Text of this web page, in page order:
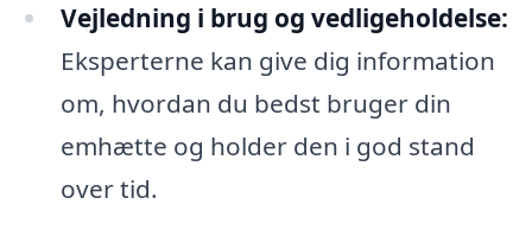
Vejledning i brug og vedligeholdelse:
Eksperterne kan give dig information
om, hvordan du bedst bruger din
emhætte og holder den i god stand
over tid.